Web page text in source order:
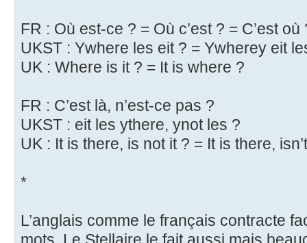
FR : Où est-ce ? = Où c’est ? = C’est où
UKST : Ywhere les eit ? = Ywherey eit
UK : Where is it ? = It is where ?
FR : C’est là, n’est-ce pas ?
UKST : eit les ythere, ynot les ?
UK : It is there, is not it ? = It is there,
*
L’anglais comme le français contracte
mots. Le Stellaire le fait aussi mais